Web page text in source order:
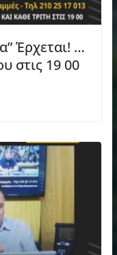
Έρχεται! …
στις 19 00